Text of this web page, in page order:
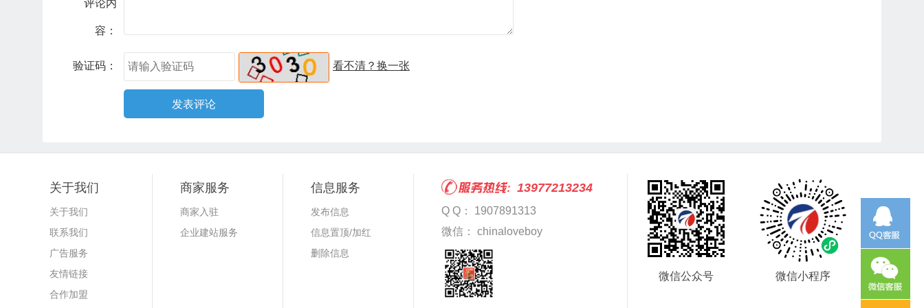
评论内
容：
验证码： 看不清？换一张
关于我们
关于我们
联系我们
广告服务
友情链接
合作加盟
商家服务
商家入驻
企业建站服务
信息服务
发布信息
信息置顶/加红
删除信息
13977213234
Q Q： 1907891313
微信： chinaloveboy
微信公众号 微信小程序